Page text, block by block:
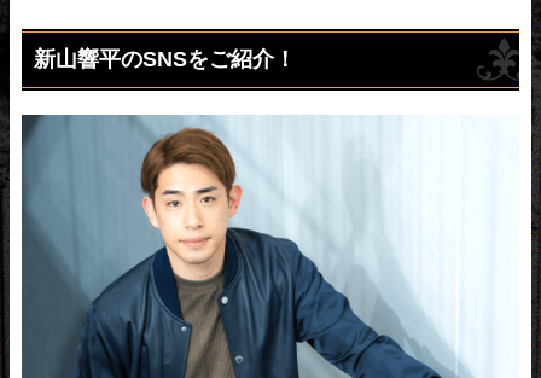
新山響平のSNSをご紹介！